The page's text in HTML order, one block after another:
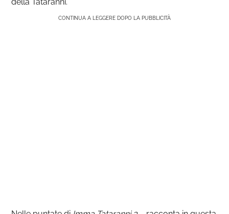
CONTINUA A LEGGERE DOPO LA PUBBLICITÀ